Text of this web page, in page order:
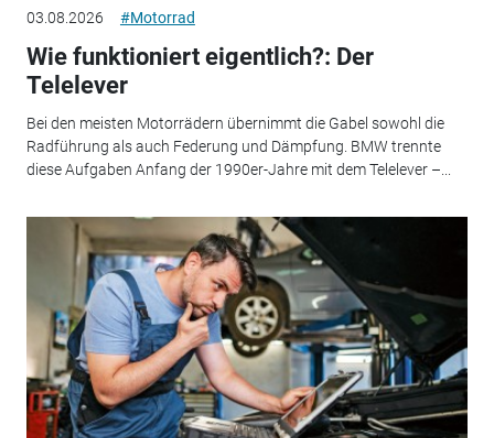
03.08.2026 #Motorrad
Wie funktioniert eigentlich?: Der
Telelever
Bei den meisten Motorrädern übernimmt die Gabel sowohl die
Radführung als auch Federung und Dämpfung. BMW trennte
diese Aufgaben Anfang der 1990er-Jahre mit dem Telelever –...